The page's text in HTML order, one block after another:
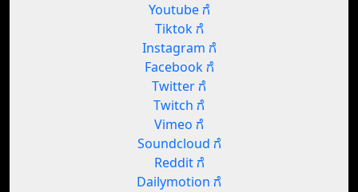
Youtube ಗೆ
Tiktok ಗೆ
Instagram ಗೆ
Facebook ಗೆ
Twitter ಗೆ
Twitch ಗೆ
Vimeo ಗೆ
Soundcloud ಗೆ
Reddit ಗೆ
Dailymotion ಗೆ